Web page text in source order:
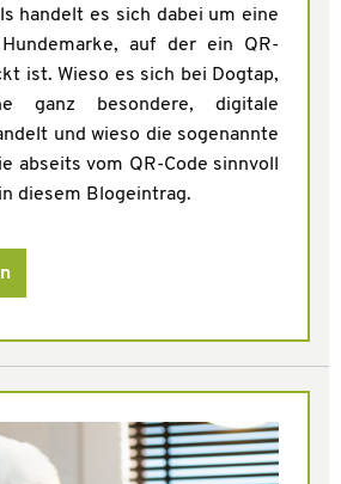
handelt es sich dabei um eine
auf der ein QR-
ist. Wieso es sich bei Dogtap,
ganz besondere, digitale
und wieso die sogenannte
abseits vom QR-Code sinnvoll
diesem Blogeintrag.